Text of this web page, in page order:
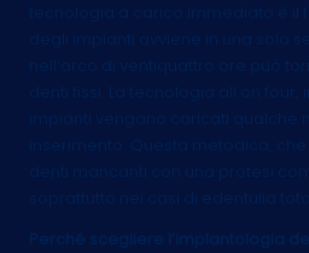
tecnologia a carico immediato è il
degli impianti avviene in una sola
nell’arco di ventiquattro ore può
denti fissi. La tecnologia all on four,
impianti vengano caricati qualche
inserimento. Questa metodica,
denti mancanti con una protesi
soprattutto nei casi di edentulia
Perché scegliere l’implantologia